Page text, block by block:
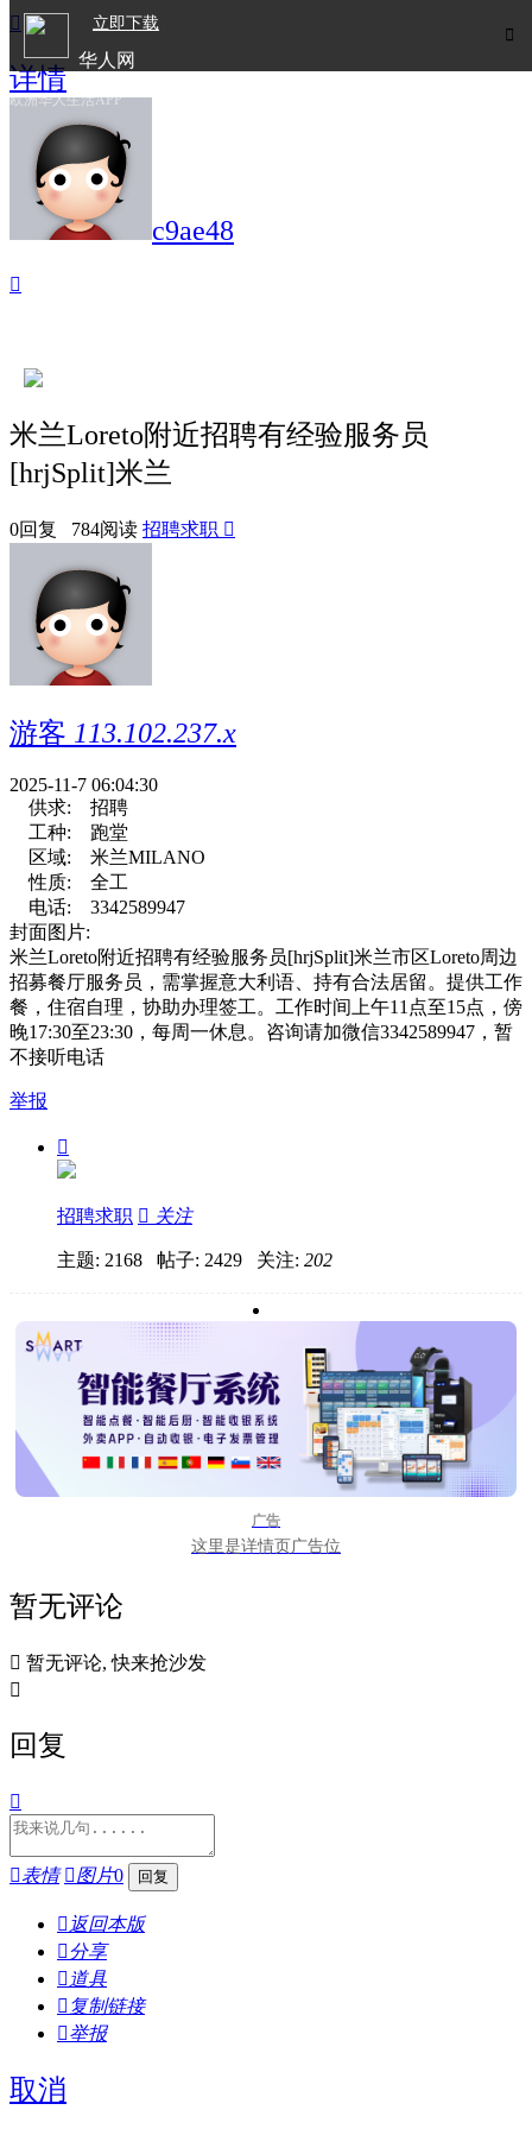

立即下载
华人网
欧洲华人生活APP

详情
c9ae48

米兰Loreto附近招聘有经验服务员
[hrjSplit]米兰
0回复 784阅读 招聘求职 
游客 113.102.237.x
2025-11-7 06:04:30
供求:
招聘
工种:
跑堂
区域:
米兰MILANO
性质:
全工
电话:
3342589947
封面图片:
米兰Loreto附近招聘有经验服务员[hrjSplit]米兰市区Loreto周边
招募餐厅服务员，需掌握意大利语、持有合法居留。提供工作
餐，住宿自理，协助办理签工。工作时间上午11点至15点，傍
晚17:30至23:30，每周一休息。咨询请加微信3342589947，暂
不接听电话
举报

招聘求职  关注
主题: 2168 帖子: 2429 关注: 202
广告
这里是详情页广告位
暂无评论
 暂无评论, 快来抢沙发

回复

表情 图片0
 返回本版
分享
 道具
 复制链接
举报
取消